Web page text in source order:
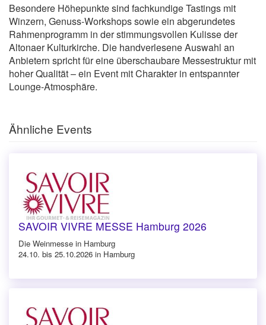
Besondere Höhepunkte sind fachkundige Tastings mit
Winzern, Genuss-Workshops sowie ein abgerundetes
Rahmenprogramm in der stimmungsvollen Kulisse der
Altonaer Kulturkirche. Die handverlesene Auswahl an
Anbietern spricht für eine überschaubare Messestruktur mit
hoher Qualität – ein Event mit Charakter in entspannter
Lounge-Atmosphäre.
Ähnliche Events
SAVOIR VIVRE MESSE Hamburg 2026
Die Weinmesse in Hamburg
24.10. bis 25.10.2026 in Hamburg